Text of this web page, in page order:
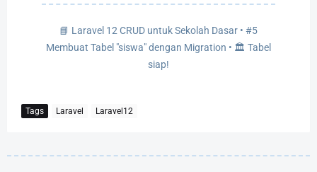
📘 Laravel 12 CRUD untuk Sekolah Dasar • #5
Membuat Tabel "siswa" dengan Migration • 🏛️ Tabel
siap!
Tags Laravel Laravel12